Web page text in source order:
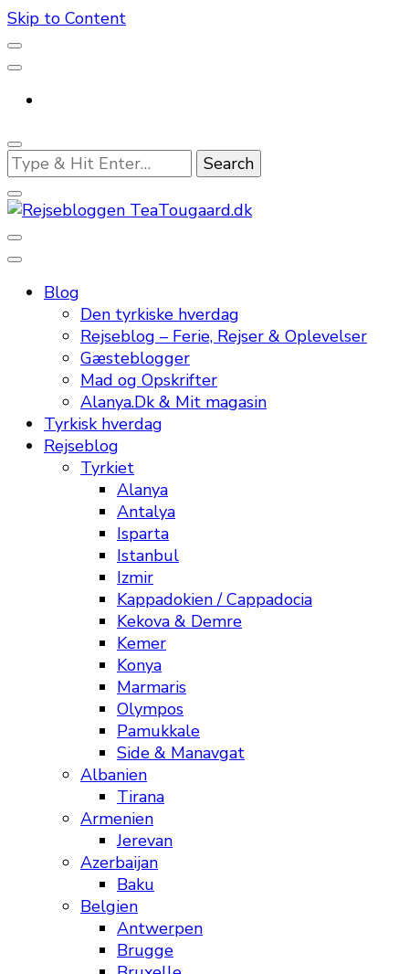
Skip to Content
Looking
for
Something?
Rejsebloggen TeaTougaard.dk
Blog
Den tyrkiske hverdag
Rejseblog – Ferie, Rejser & Oplevelser
Gæsteblogger
Mad og Opskrifter
Alanya.Dk & Mit magasin
Tyrkisk hverdag
Rejseblog
Tyrkiet
Alanya
Antalya
Isparta
Istanbul
Izmir
Kappadokien / Cappadocia
Kekova & Demre
Kemer
Konya
Marmaris
Olympos
Pamukkale
Side & Manavgat
Albanien
Tirana
Armenien
Jerevan
Azerbaijan
Baku
Belgien
Antwerpen
Brugge